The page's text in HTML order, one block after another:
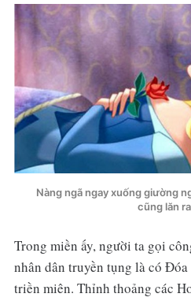
Nàng ngã ngay xuống giường
cũng lăn
Trong miền ấy, người ta gọi
nhân dân truyền tụng là có
triền miên. Thỉnh thoảng các